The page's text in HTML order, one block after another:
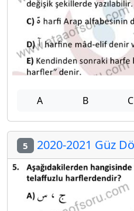
A B C
5 2020-2021 Güz